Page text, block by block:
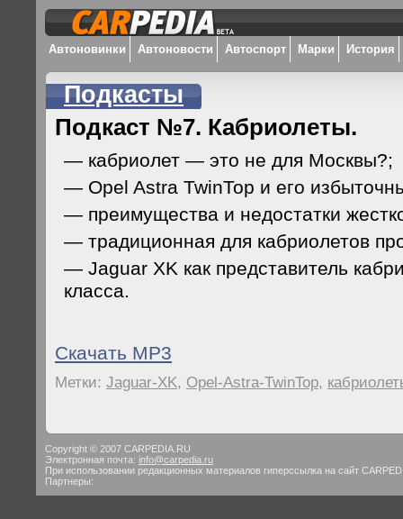
Автоновинки Автоновости Автоспорт Марки История
Подкасты
Подкаст №7. Кабриолеты.
— кабриолет — это не для Москвы?;
— Opel Astra TwinTop и его
— преимущества и недостатки
— традиционная для кабриолетов
— Jaguar XK как представитель
класса.
Скачать MP3
Метки: Jaguar-XK, Opel-Astra-TwinTop,
Copyright © 2007 CARPEDIA.RU
Электронная почта: info@carpedia.ru
При использовании редакционных материалов гиперссылка на сайт
Партнеры: